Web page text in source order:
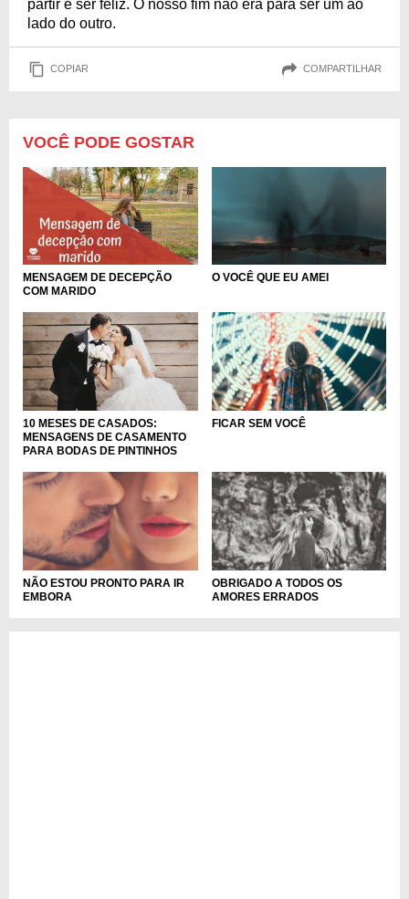
partir e ser feliz. O nosso fim não era para ser um ao
lado do outro.
COPIAR COMPARTILHAR
VOCÊ PODE GOSTAR
MENSAGEM DE DECEPÇÃO
COM MARIDO
O VOCÊ QUE EU AMEI
10 MESES DE CASADOS:
MENSAGENS DE CASAMENTO
PARA BODAS DE PINTINHOS
FICAR SEM VOCÊ
NÃO ESTOU PRONTO PARA IR
EMBORA
OBRIGADO A TODOS OS
AMORES ERRADOS